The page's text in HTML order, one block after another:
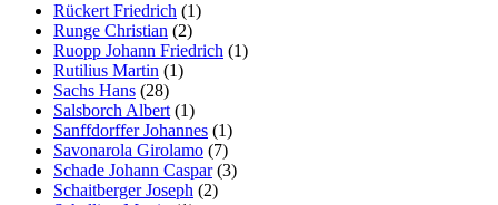
Rückert Friedrich (1)
Runge Christian (2)
Ruopp Johann Friedrich (1)
Rutilius Martin (1)
Sachs Hans (28)
Salsborch Albert(1)
Sanffdorffer Johannes (1)
Savonarola Girolamo (7)
Schade Johann Caspar(3)
Schaitberger Joseph (2)